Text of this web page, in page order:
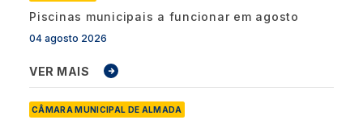
Piscinas municipais a funcionar em agosto
04 agosto 2026
VER MAIS
CÂMARA MUNICIPAL DE ALMADA